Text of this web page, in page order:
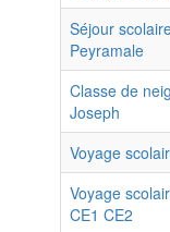
Séjour
Peyramale
Classe de
Joseph
Voyage
Voyage
CE1 CE2